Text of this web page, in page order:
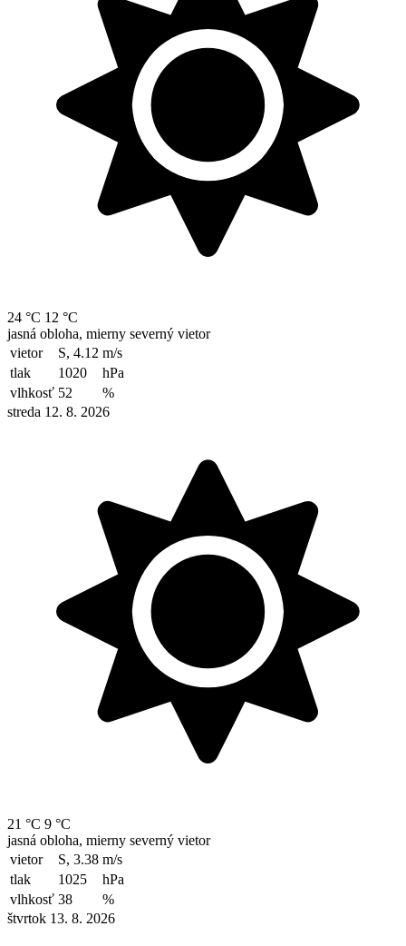
24 °C 12 °C
jasná obloha, mierny severný vietor
vietor
S, 4.12 m/s
tlak
1020
hPa
vlhkosť 52
%
streda 12. 8. 2026
21 °C 9 °C
jasná obloha, mierny severný vietor
vietor
S, 3.38 m/s
tlak
1025
hPa
vlhkosť 38
%
štvrtok 13. 8. 2026